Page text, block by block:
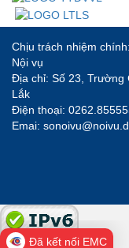
Chịu trách nhiệm
Nội vụ
Địa chỉ: Số 23, Trường
Lắk
Điện thoại:
Emai:
Đã kết nối EMC